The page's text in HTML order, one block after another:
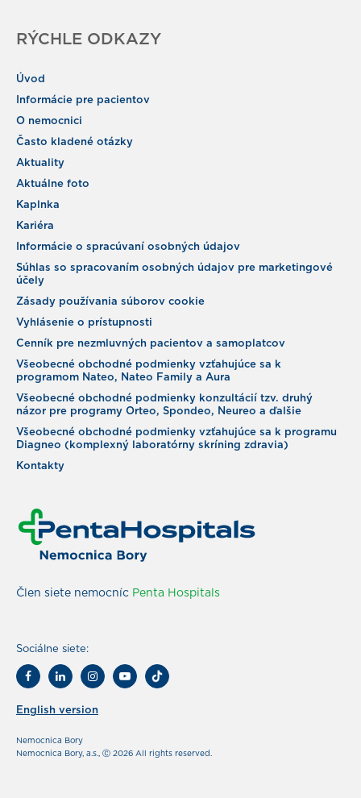
RÝCHLE ODKAZY
Úvod
Informácie pre pacientov
O nemocnici
Často kladené otázky
Aktuality
Aktuálne foto
Kaplnka
Kariéra
Informácie o spracúvaní osobných údajov
Súhlas so spracovaním osobných údajov pre marketingové
účely
Zásady používania súborov cookie
Vyhlásenie o prístupnosti
Cenník pre nezmluvných pacientov a samoplatcov
Všeobecné obchodné podmienky vzťahujúce sa k
programom Nateo, Nateo Family a Aura
Všeobecné obchodné podmienky konzultácií tzv. druhý
názor pre programy Orteo, Spondeo, Neureo a ďalšie
Všeobecné obchodné podmienky vzťahujúce sa k programu
Diagneo (komplexný laboratórny skríning zdravia)
Kontakty
Člen siete nemocníc Penta Hospitals
Sociálne siete:
English version
Nemocnica Bory
Nemocnica Bory, a.s., Ⓒ 2026 All rights reserved.